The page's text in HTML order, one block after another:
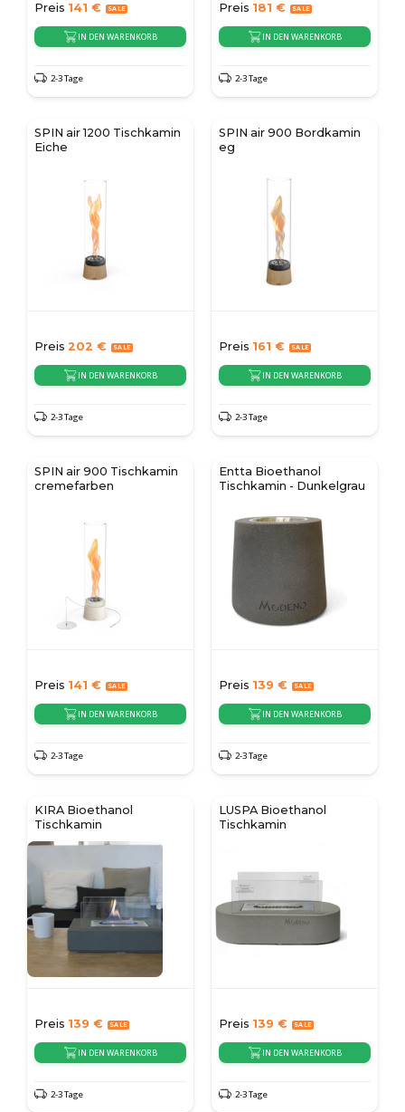
Preis 141 €
IN DEN WARENKORB
2-3 Tage
Preis 181 €
IN DEN WARENKORB
2-3 Tage
SPIN air 1200 Tischkamin
Eiche
Preis 202 €
IN DEN WARENKORB
2-3 Tage
SPIN air 900 Bordkamin
eg
Preis 161 €
IN DEN WARENKORB
2-3 Tage
SPIN air 900 Tischkamin
cremefarben
Preis 141 €
IN DEN WARENKORB
2-3 Tage
Entta Bioethanol
Tischkamin - Dunkelgrau
Preis 139 €
IN DEN WARENKORB
2-3 Tage
KIRA Bioethanol
Tischkamin
Preis 139 €
IN DEN WARENKORB
2-3 Tage
LUSPA Bioethanol
Tischkamin
Preis 139 €
IN DEN WARENKORB
2-3 Tage